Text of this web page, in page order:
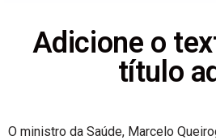
Adicione o
título
O ministro da Saúde, Marcelo